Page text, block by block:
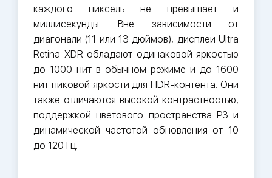
каждого пиксель не превышает и
миллисекунды. Вне зависимости от
диагонали (11 или 13 дюймов), дисплеи Ultra
Retina XDR обладают одинаковой яркостью
до 1000 нит в обычном режиме и до 1600
нит пиковой яркости для HDR-контента. Они
также отличаются высокой контрастностью,
поддержкой цветового пространства P3 и
динамической частотой обновления от 10
до 120 Гц.